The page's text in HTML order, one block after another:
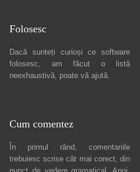
Folosesc
Dacă sunteți curioși ce software
folosesc, am făcut o listă
neexhaustivă, poate vă ajută.
Cum comentez
În primul rând, comentariile
trebuiesc scrise cât mai corect, din